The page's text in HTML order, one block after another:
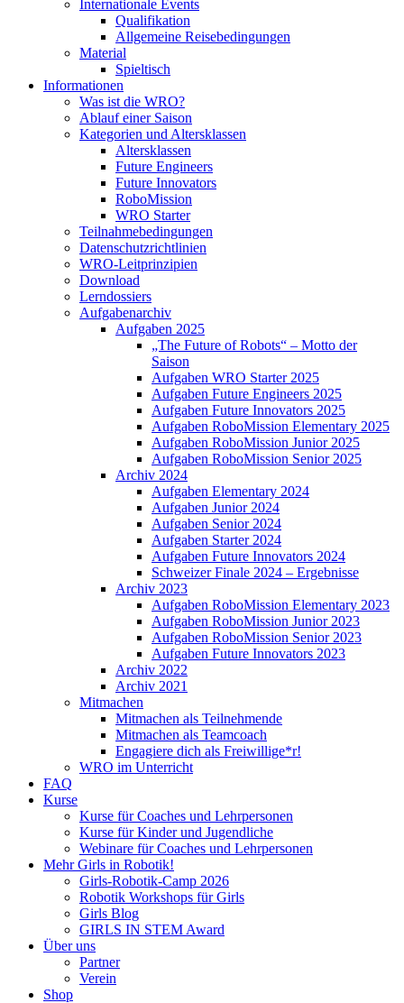
Internationale Events
Qualifikation
Allgemeine Reisebedingungen
Material
Spieltisch
Informationen
Was ist die WRO?
Ablauf einer Saison
Kategorien und Altersklassen
Altersklassen
Future Engineers
Future Innovators
RoboMission
WRO Starter
Teilnahmebedingungen
Datenschutzrichtlinien
WRO-Leitprinzipien
Download
Lerndossiers
Aufgabenarchiv
Aufgaben 2025
„The Future of Robots“ – Motto der
Saison
Aufgaben WRO Starter 2025
Aufgaben Future Engineers 2025
Aufgaben Future Innovators 2025
Aufgaben RoboMission Elementary 2025
Aufgaben RoboMission Junior 2025
Aufgaben RoboMission Senior 2025
Archiv 2024
Aufgaben Elementary 2024
Aufgaben Junior 2024
Aufgaben Senior 2024
Aufgaben Starter 2024
Aufgaben Future Innovators 2024
Schweizer Finale 2024 – Ergebnisse
Archiv 2023
Aufgaben RoboMission Elementary 2023
Aufgaben RoboMission Junior 2023
Aufgaben RoboMission Senior 2023
Aufgaben Future Innovators 2023
Archiv 2022
Archiv 2021
Mitmachen
Mitmachen als Teilnehmende
Mitmachen als Teamcoach
Engagiere dich als Freiwillige*r!
WRO im Unterricht
FAQ
Kurse
Kurse für Coaches und Lehrpersonen
Kurse für Kinder und Jugendliche
Webinare für Coaches und Lehrpersonen
Mehr Girls in Robotik!
Girls-Robotik-Camp 2026
Robotik Workshops für Girls
Girls Blog
GIRLS IN STEM Award
Über uns
Partner
Verein
Shop